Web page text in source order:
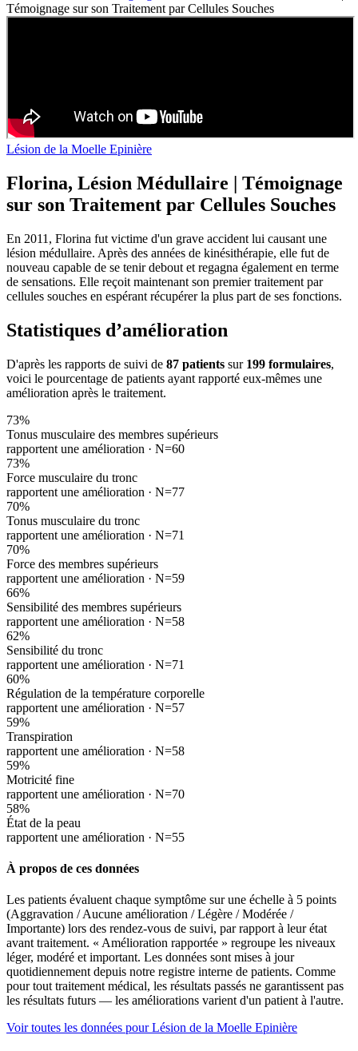
Témoignage sur son Traitement par Cellules Souches
Lésion de la Moelle Epinière
Florina, Lésion Médullaire | Témoignage
sur son Traitement par Cellules Souches
En 2011, Florina fut victime d'un grave accident lui causant une
lésion médullaire. Après des années de kinésithérapie, elle fut de
nouveau capable de se tenir debout et regagna également en terme
de sensations. Elle reçoit maintenant son premier traitement par
cellules souches en espérant récupérer la plus part de ses fonctions.
Statistiques d’amélioration
D'après les rapports de suivi de 87 patients sur 199 formulaires,
voici le pourcentage de patients ayant rapporté eux-mêmes une
amélioration après le traitement.
73%
Tonus musculaire des membres supérieurs
rapportent une amélioration · N=60
73%
Force musculaire du tronc
rapportent une amélioration · N=77
70%
Tonus musculaire du tronc
rapportent une amélioration · N=71
70%
Force des membres supérieurs
rapportent une amélioration · N=59
66%
Sensibilité des membres supérieurs
rapportent une amélioration · N=58
62%
Sensibilité du tronc
rapportent une amélioration · N=71
60%
Régulation de la température corporelle
rapportent une amélioration · N=57
59%
Transpiration
rapportent une amélioration · N=58
59%
Motricité fine
rapportent une amélioration · N=70
58%
État de la peau
rapportent une amélioration · N=55
À propos de ces données
Les patients évaluent chaque symptôme sur une échelle à 5 points
(Aggravation / Aucune amélioration / Légère / Modérée /
Importante) lors des rendez-vous de suivi, par rapport à leur état
avant traitement. « Amélioration rapportée » regroupe les niveaux
léger, modéré et important. Les données sont mises à jour
quotidiennement depuis notre registre interne de patients. Comme
pour tout traitement médical, les résultats passés ne garantissent pas
les résultats futurs — les améliorations varient d'un patient à l'autre.
Voir toutes les données pour Lésion de la Moelle Epinière